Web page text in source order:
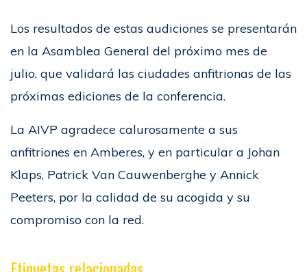
Los resultados de estas audiciones se presentarán
en la Asamblea General del próximo mes de
julio, que validará las ciudades anfitrionas de las
próximas ediciones de la conferencia.
La AIVP agradece calurosamente a sus
anfitriones en Amberes, y en particular a Johan
Klaps, Patrick Van Cauwenberghe y Annick
Peeters, por la calidad de su acogida y su
compromiso con la red.